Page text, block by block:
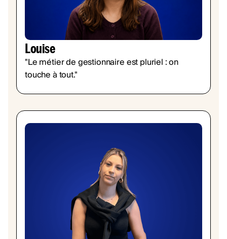
Louise
"Le métier de gestionnaire est pluriel : on
touche à tout."